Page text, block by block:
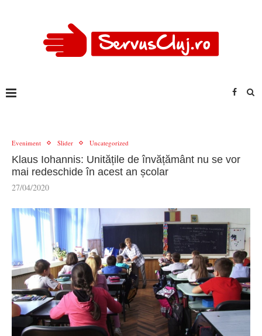
Eveniment Slider Uncategorized
Klaus Iohannis: Unitățile de învățământ nu se vor
mai redeschide în acest an școlar
27/04/2020